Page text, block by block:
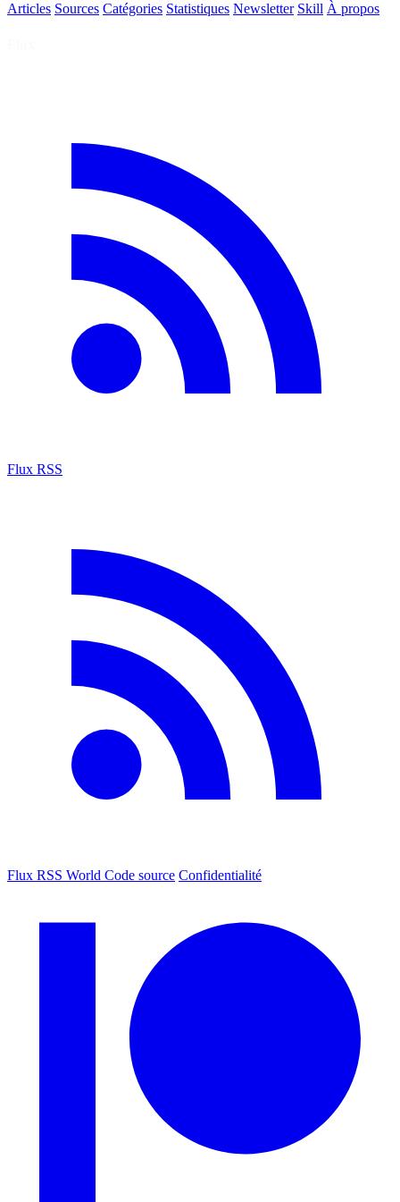
Articles Sources Catégories Statistiques Newsletter Skill À propos
Flux RSS
Flux RSS World Code source Confidentialité